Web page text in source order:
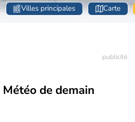
Villes principales Carte
Météo de demain